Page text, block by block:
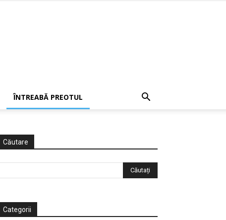
ÎNTREABĂ PREOTUL
Căutare
Categorii